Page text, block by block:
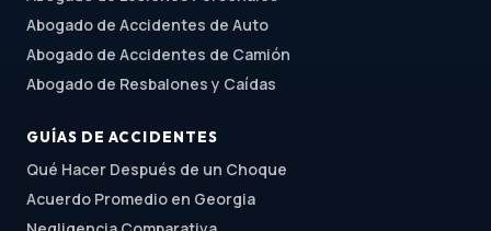
Abogado de Accidentes de Auto
Abogado de Accidentes de Camión
Abogado de Resbalones y Caídas
GUÍAS DE ACCIDENTES
Qué Hacer Después de un Choque
Acuerdo Promedio en Georgia